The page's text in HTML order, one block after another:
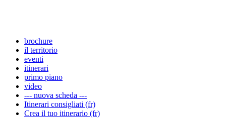
brochure
il territorio
eventi
itinerari
primo piano
video
--- nuova scheda ---
Itinerari consigliati (fr)
Crea il tuo itinerario (fr)